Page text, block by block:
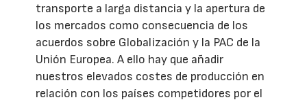
transporte a larga distancia y la apertura de
los mercados como consecuencia de los
acuerdos sobre Globalización y la PAC de la
Unión Europea. A ello hay que añadir
nuestros elevados costes de producción en
relación con los países competidores por el